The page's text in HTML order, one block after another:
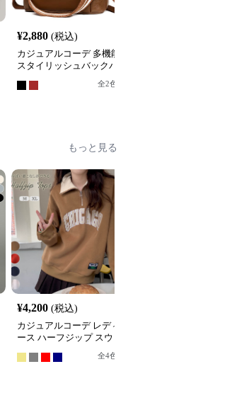
¥2,880 (税込)
カジュアルコーデ 多機能
スタイリッシュバックパ
全2色
もっと見る
¥4,200 (税込)
カジュアルコーデ レディ
ース ハーフジップ スウ
ェット ゆったり カジュ
アル トップス
全4色